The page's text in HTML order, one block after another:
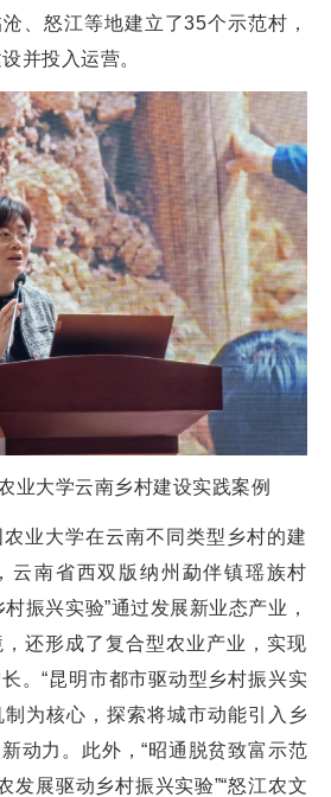
、怒江等地建立了35个示范村，
并投入运营。
业大学云南乡村建设实践案例
大学在云南不同类型乡村的建
云南省西双版纳州勐伴镇瑶族村
振兴实验”通过发展新业态产业，
还形成了复合型农业产业，实现
。“昆明市都市驱动型乡村振兴实
制为核心，探索将城市动能引入乡
动力。此外，“昭通脱贫致富示范
发展驱动乡村振兴实验”“怒江农文